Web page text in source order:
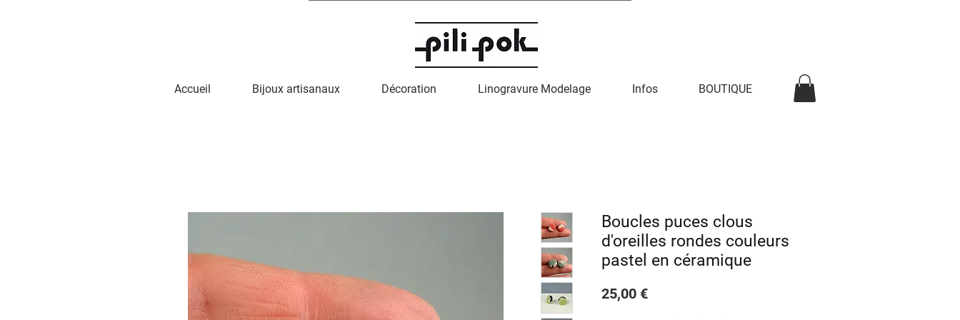
Accueil Bijoux artisanaux Décoration Linogravure Modelage Infos BOUTIQUE
Boucles puces clous
d'oreilles rondes couleurs
pastel en céramique
25,00 €Prix